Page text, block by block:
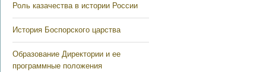
Роль казачества в истории России
История Боспорского царства
Образование Директории и ее
программные положения